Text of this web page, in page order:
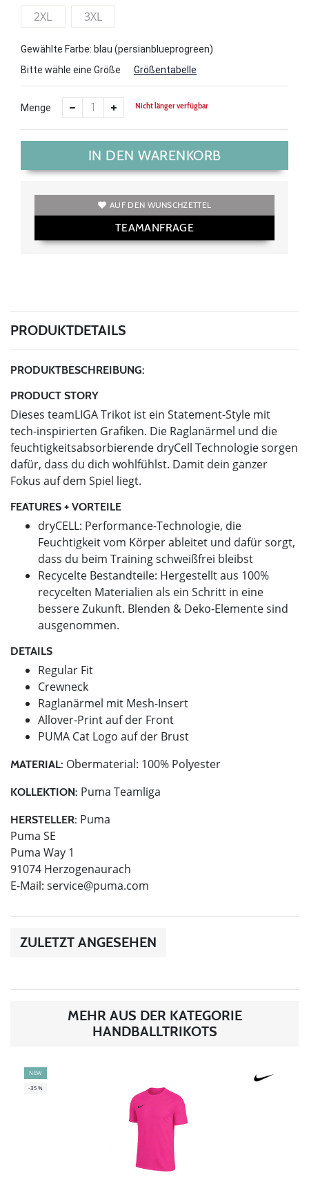
2XL
3XL
Gewählte Farbe: blau (persianblueprogreen)
Bitte wähle eine Größe
Größentabelle
Menge Nicht länger verfügbar
IN DEN WARENKORB
AUF DEN WUNSCHZETTEL
TEAMANFRAGE
PRODUKTDETAILS
PRODUKTBESCHREIBUNG:
PRODUCT STORY
Dieses teamLIGA Trikot ist ein Statement-Style mit
tech-inspirierten Grafiken. Die Raglanärmel und die
feuchtigkeitsabsorbierende dryCell Technologie sorgen
dafür, dass du dich wohlfühlst. Damit dein ganzer
Fokus auf dem Spiel liegt.
FEATURES + VORTEILE
dryCELL: Performance-Technologie, die
Feuchtigkeit vom Körper ableitet und dafür sorgt,
dass du beim Training schweißfrei bleibst
Recycelte Bestandteile: Hergestellt aus 100%
recycelten Materialien als ein Schritt in eine
bessere Zukunft. Blenden & Deko-Elemente sind
ausgenommen.
DETAILS
Regular Fit
Crewneck
Raglanärmel mit Mesh-Insert
Allover-Print auf der Front
PUMA Cat Logo auf der Brust
MATERIAL: Obermaterial: 100% Polyester
KOLLEKTION: Puma Teamliga
HERSTELLER: Puma
Puma SE
Puma Way 1
91074 Herzogenaurach
E-Mail: service@puma.com
ZULETZT ANGESEHEN
MEHR AUS DER KATEGORIE
HANDBALLTRIKOTS
NEW
-35%